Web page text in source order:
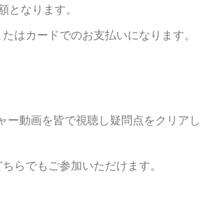
となります。
はカードでのお支払いになります。
ー動画を皆で視聴し疑問点をクリアし
らでもご参加いただけます。